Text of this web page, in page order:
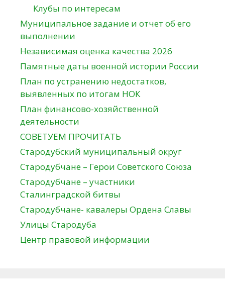
Клубы по интересам
Муниципальное задание и отчет об его
выполнении
Независимая оценка качества 2026
Памятные даты военной истории России
План по устранению недостатков,
выявленных по итогам НОК
План финансово-хозяйственной
деятельности
СОВЕТУЕМ ПРОЧИТАТЬ
Стародубский муниципальный округ
Стародубчане – Герои Советского Союза
Стародубчане – участники
Сталинградской битвы
Стародубчане- кавалеры Ордена Славы
Улицы Стародуба
Центр правовой информации